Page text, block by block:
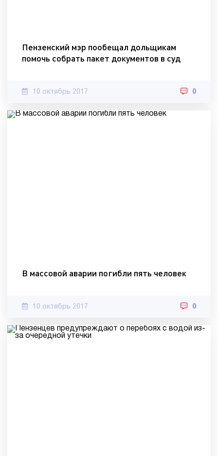
Пензенский мэр пообещал дольщикам
помочь собрать пакет документов в суд
10 октябрь 2017 0
В массовой аварии погибли пять человек
10 октябрь 2017 0